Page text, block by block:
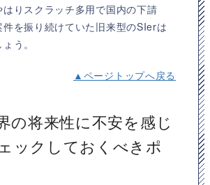
はりスクラッチ多用で国内の下請
件を振り続けていた旧来型のSIerは
う。
▲ページトップへ戻る
の将来性に不安を感じ
ックしておくべきポ